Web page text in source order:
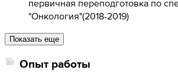
первичная переподготовка по
"Онкология"(2018-2019)
Показать еще
Опыт работы